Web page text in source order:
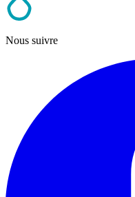
Nous suivre